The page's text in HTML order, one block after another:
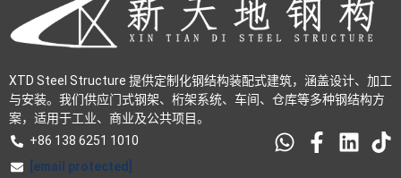
XTD Steel Structure 提供定制化钢结构装配式建筑，涵盖设计、加工
与安装。我们供应门式钢架、桁架系统、车间、仓库等多种钢结构方
案，适用于工业、商业及公共项目。
+86 138 6251 1010
[email protected]